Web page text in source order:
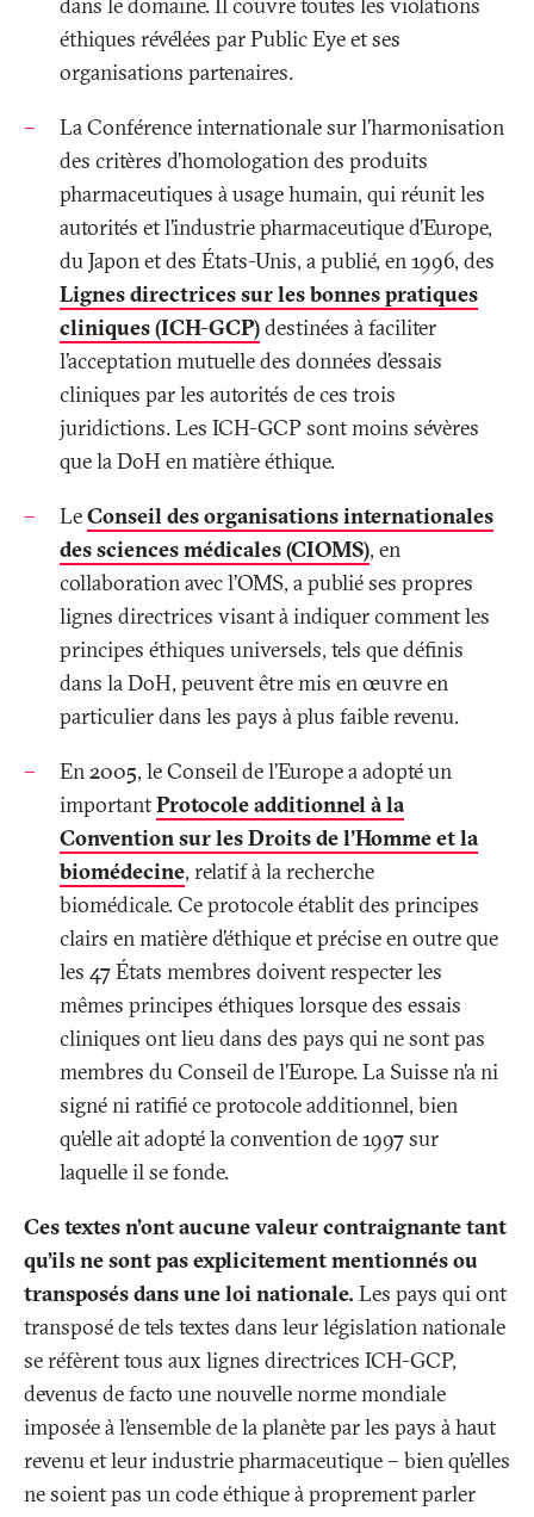
dans le domaine. Il couvre toutes les violations
éthiques révélées par Public Eye et ses
organisations partenaires.
La Conférence internationale sur l’harmonisation
des critères d’homologation des produits
pharmaceutiques à usage humain, qui réunit les
autorités et l’industrie pharmaceutique d’Europe,
du Japon et des États-Unis, a publié, en 1996, des
Lignes directrices sur les bonnes pratiques
cliniques (ICH-GCP)destinées à faciliter
l’acceptation mutuelle des données d’essais
cliniques par les autorités de ces trois
juridictions. Les ICH-GCP sont moins sévères
que la DoH en matière éthique.
LeConseil des organisations internationales
des sciences médicales (CIOMS), en
collaboration avec l’OMS, a publié ses propres
lignes directrices visant à indiquer comment les
principes éthiques universels, tels que définis
dans la DoH, peuvent être mis en œuvre en
particulier dans les pays à plus faible revenu.
En 2005, le Conseil de l’Europe a adopté un
importantProtocole additionnel à la
Convention sur les Droits de l'Homme et la
biomédecine, relatif à la recherche
biomédicale. Ce protocole établit des principes
clairs en matière d’éthique et précise en outre que
les 47 États membres doivent respecter les
mêmes principes éthiques lorsque des essais
cliniques ont lieu dans des pays qui ne sont pas
membres du Conseil de l’Europe. La Suisse n’a ni
signé ni ratifié ce protocole additionnel, bien
qu’elle ait adopté la convention de 1997 sur
laquelle il se fonde.
Ces textes n’ont aucune valeur contraignante tant
qu’ils ne sont pas explicitement mentionnés ou
transposés dans une loi nationale. Les pays qui ont
transposé de tels textes dans leur législation nationale
se réfèrent tous aux lignes directrices ICH-GCP,
devenus de facto une nouvelle norme mondiale
imposée à l’ensemble de la planète par les pays à haut
revenu et leur industrie pharmaceutique – bien qu’elles
ne soient pas un code éthique à proprement parler